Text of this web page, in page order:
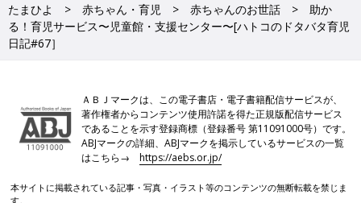
たまひよ 赤ちゃん・育児 赤ちゃんのお世話
助か
る！育児サービス〜児童館・支援センター〜[ハトコのドタバタ育児
日記#67］
ＡＢＪマークは、この電子書店・電子書籍配信サービスが、
著作権者からコンテンツ使用許諾を得た正規版配信サービス
であることを示す登録商標（登録番号 第11091000号）です。
ABJマークの詳細、ABJマークを掲示しているサービスの一覧
はこちら→https://aebs.or.jp/
本サイトに掲載されている記事・写真・イラスト等のコンテンツの無断転載を禁じま
す。